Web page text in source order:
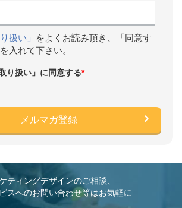
扱い」
をよくお読み頂き、「同意す
入れて下さい。
り扱い」に同意する*
ティングデザインのご相談、
スへのお問い合わせ等はお気軽に